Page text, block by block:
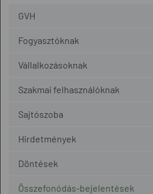
GVH
Fogyasztóknak
Vállalkozásoknak
Szakmai felhasználóknak
Sajtószoba
Hirdetmények
Döntések
Összefonódás-bejelentések